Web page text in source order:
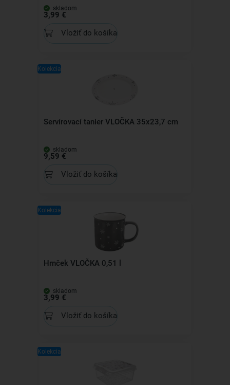
skladom
3,99 €
Vložiť do košíka
Kolekcia
Servírovací tanier VLOČKA 35x23,7 cm
skladom
9,59 €
Vložiť do košíka
Kolekcia
Hrnček VLOČKA 0,51 l
skladom
3,99 €
Vložiť do košíka
Kolekcia